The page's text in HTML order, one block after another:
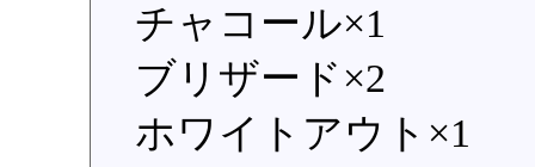
チャコール×1
ブリザード×2
ホワイトアウト×1